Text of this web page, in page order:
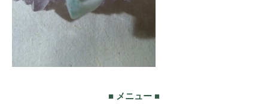
■ メニュー ■